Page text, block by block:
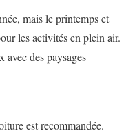
mais le printemps et
les activités en plein air.
avec des paysages
est recommandée.